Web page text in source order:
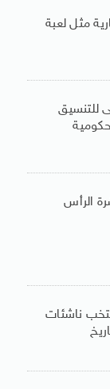
مثل لعبة
للتنسيق
ناشئات